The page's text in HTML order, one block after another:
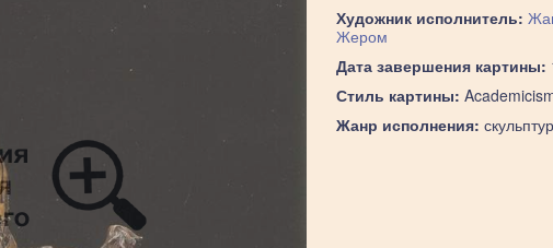
Художник исполнитель:
Жером
Дата завершения картины:
Стиль картины:
Жанр исполнения: